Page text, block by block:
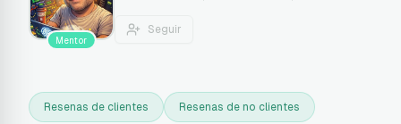
Mentor
Seguir
Resenas de clientes Resenas de no clientes